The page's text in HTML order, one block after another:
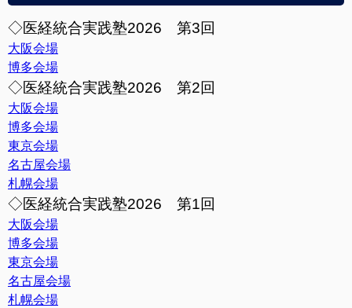
◇医経統合実践塾2026 第3回
大阪会場
博多会場
◇医経統合実践塾2026 第2回
大阪会場
博多会場
東京会場
名古屋会場
札幌会場
◇医経統合実践塾2026 第1回
大阪会場
博多会場
東京会場
名古屋会場
札幌会場